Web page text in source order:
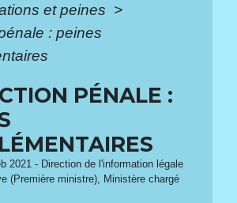
et peines >
: peines
PÉNALE :
2021 - Direction de l'information légale
(Première ministre), Ministère chargé